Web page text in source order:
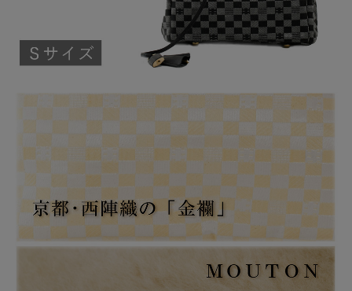
ムートン毛長：約20mm
カラー
IVORY（アイボリー）
SLATE（スレート）
25%）、羊毛皮100％
中生地：綿100％
約540g
備考
金襴は、油汚れ等が染み込みやすいので
ご注意下さい。万が一汚れが付着した場
合は、柔らかい布を水で濡らししっかり
絞ったもので、たたき拭きをして下さ
い。 また、ひっかかりやすい物と接触す
ると糸か飛び出す恐れがありますので、